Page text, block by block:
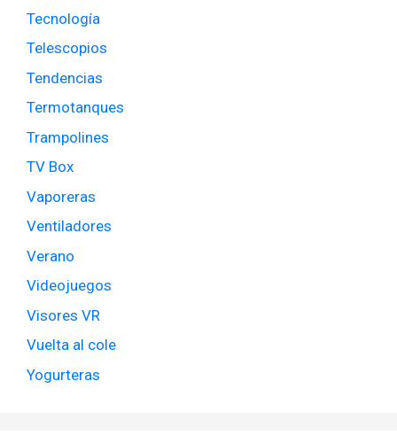
Tecnología
Telescopios
Tendencias
Termotanques
Trampolines
TV Box
Vaporeras
Ventiladores
Verano
Videojuegos
Visores VR
Vuelta al cole
Yogurteras